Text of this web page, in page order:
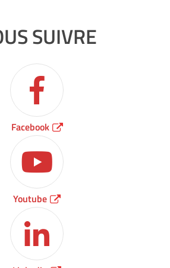
SUIVRE
Facebook
Youtube